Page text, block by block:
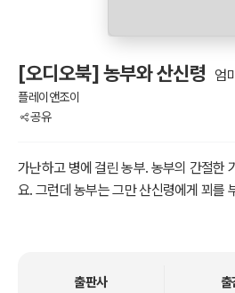
[오디오북] 농부와 산신령 엄
플레이앤조이
공유
가난하고 병에 걸린 농부. 농부의 간절한
요. 그런데 농부는 그만 산신령에게 꾀를
출판사
출